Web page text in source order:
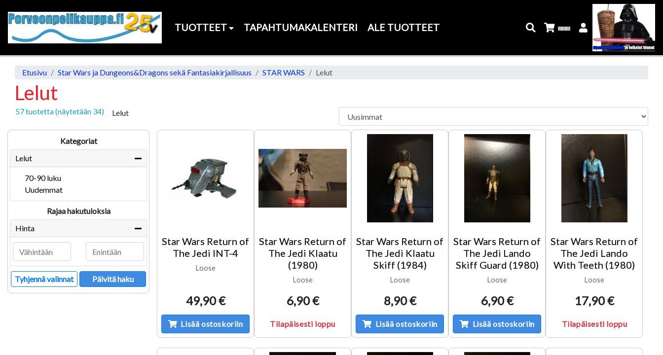
TUOTTEET TAPAHTUMAKALENTERI ALE TUOTTEET
Etusivu Star Wars ja Dungeons&Dragons sekä Fantasiakirjallisuus STAR WARS Lelut
Lelut
57 tuotetta (näytetään 34) Lelut
Kategoriat
Lelut
70-90 luku
Uudemmat
Rajaa hakutuloksia
Hinta
Tyhjennä valinnat Päivitä haku
Star Wars Return of
The Jedi INT-4
Loose
49,90 €
Lisää ostoskoriin
Star Wars Return of
The Jedi Klaatu
(1980)
Loose
6,90 €
Tilapäisesti loppu
Star Wars Return of
The Jedi Klaatu
Skiff (1984)
Loose
8,90 €
Lisää ostoskoriin
Star Wars Return of
The Jedi Lando
Skiff Guard (1980)
Loose
6,90 €
Lisää ostoskoriin
Star Wars Return of
The Jedi Lando
With Teeth (1980)
Loose
17,90 €
Tilapäisesti loppu